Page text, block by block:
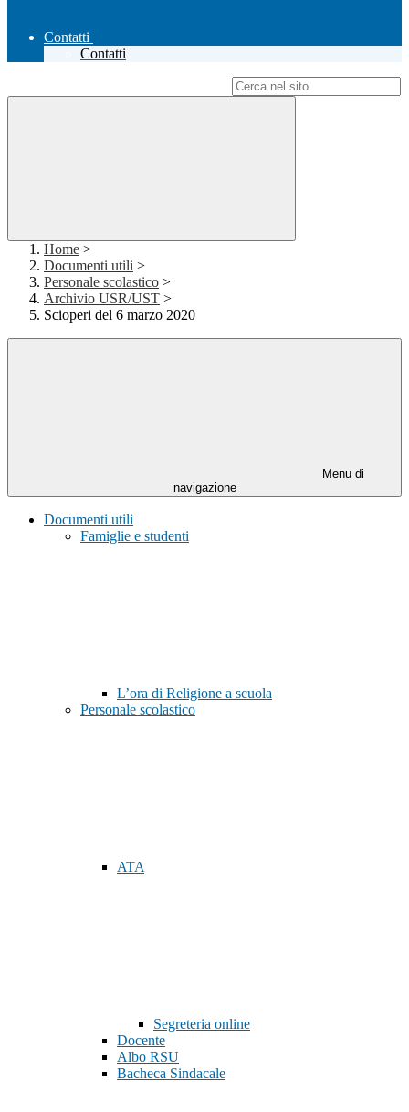
Contatti
Contatti
Home >
Documenti utili >
Personale scolastico >
Archivio USR/UST >
Scioperi del 6 marzo 2020
Menu di
navigazione
Documenti utili
Famiglie e studenti
L’ora di Religione a scuola
Personale scolastico
ATA
Segreteria online
Docente
Albo RSU
Bacheca Sindacale